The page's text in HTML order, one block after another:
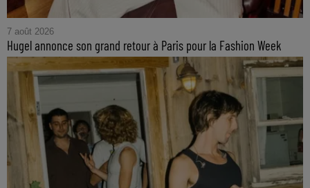
7 août 2026
Hugel annonce son grand retour à Paris pour la Fashion Week